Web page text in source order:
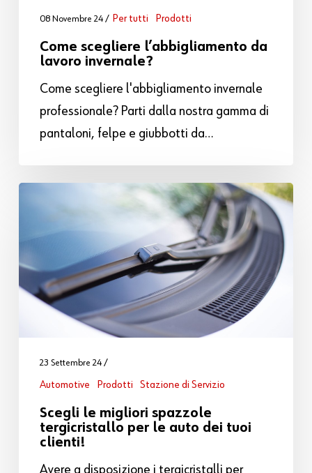
08 Novembre 24 Per tutti Prodotti
Come scegliere l’abbigliamento da
lavoro invernale?
Come scegliere l'abbigliamento invernale
professionale? Parti dalla nostra gamma di
pantaloni, felpe e giubbotti da…
23 Settembre 24
Automotive Prodotti Stazione di Servizio
Scegli le migliori spazzole
tergicristallo per le auto dei tuoi
clienti!
Avere a disposizione i tergicristalli per